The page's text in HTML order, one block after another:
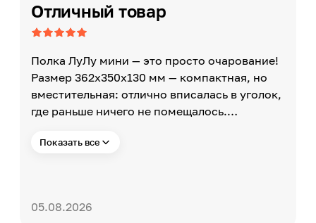
Отличный товар
Полка ЛуЛу мини — это просто очарование!
Размер 362х350х130 мм — компактная, но
вместительная: отлично вписалась в уголок,
где раньше ничего не помещалось.
раз, когда прохожу мимо.
Показать все
05.08.2026